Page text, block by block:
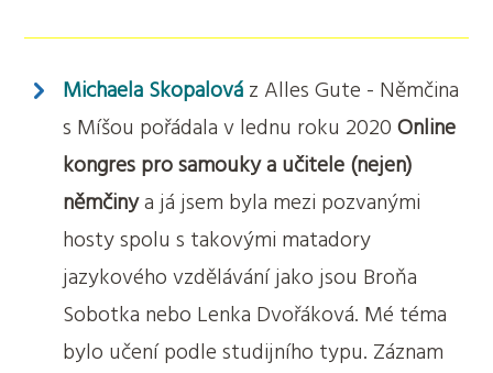
Michaela Skopalová z Alles Gute - Němčina
s Míšou pořádala v lednu roku 2020Online
kongres pro samouky a učitele (nejen)
němčinya já jsem byla mezi pozvanými
hosty spolu s takovými matadory
jazykového vzdělávání jako jsou Broňa
Sobotka nebo Lenka Dvořáková. Mé téma
bylo učení podle studijního typu. Záznam